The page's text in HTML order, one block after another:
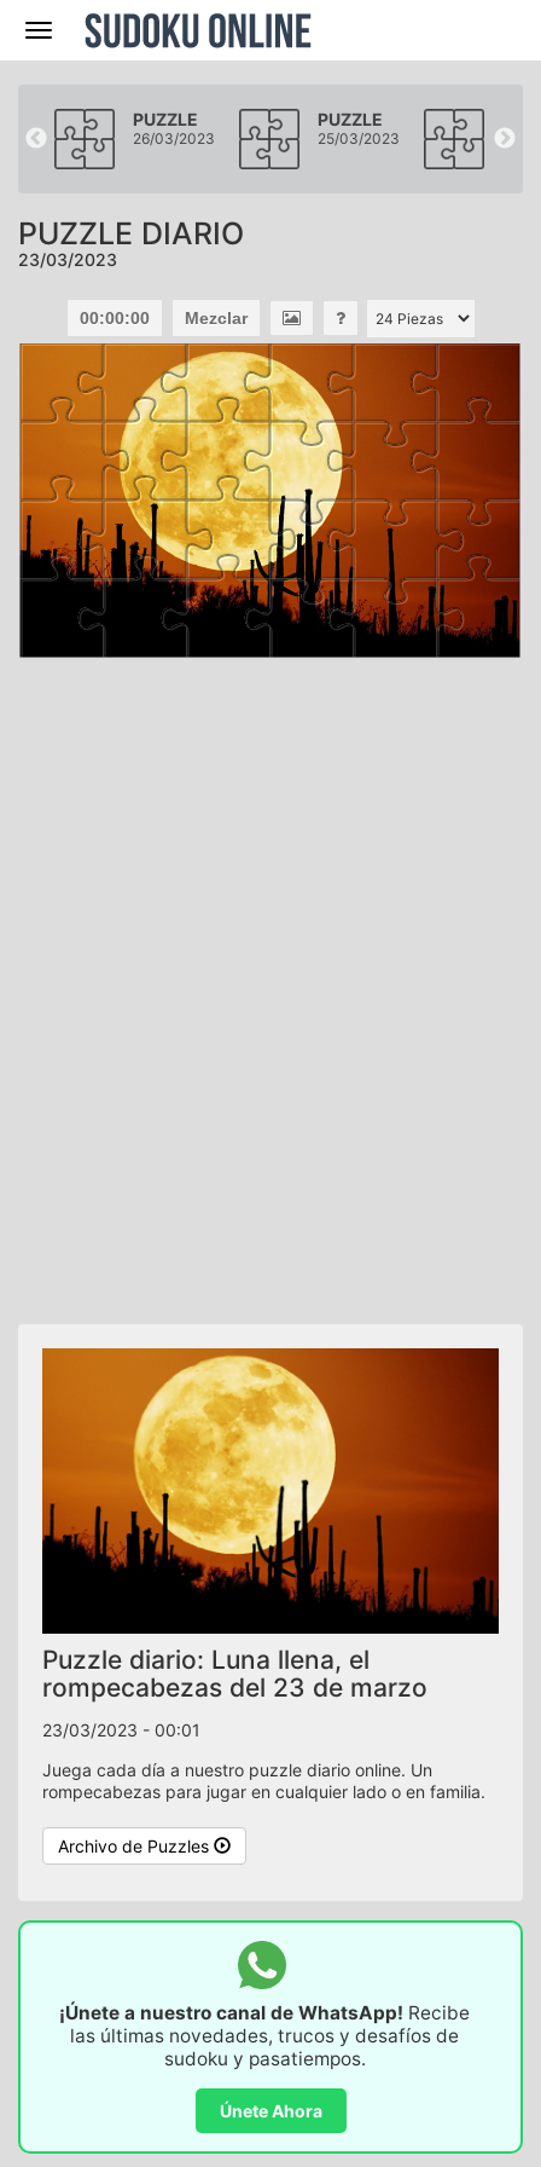
Navegación
PUZZLE
26/03/2023
PUZZLE
25/03/2023 24/
PUZZLE DIARIO
23/03/2023
00:00:00 Mezclar
Puzzle diario: Luna llena, el
rompecabezas del 23 de marzo
23/03/2023 - 00:01
Juega cada día a nuestro puzzle diario online. Un
rompecabezas para jugar en cualquier lado o en familia.
Archivo de Puzzles
¡Únete a nuestro canal de WhatsApp! Recibe
las últimas novedades, trucos y desafíos de
sudoku y pasatiempos.
Únete Ahora